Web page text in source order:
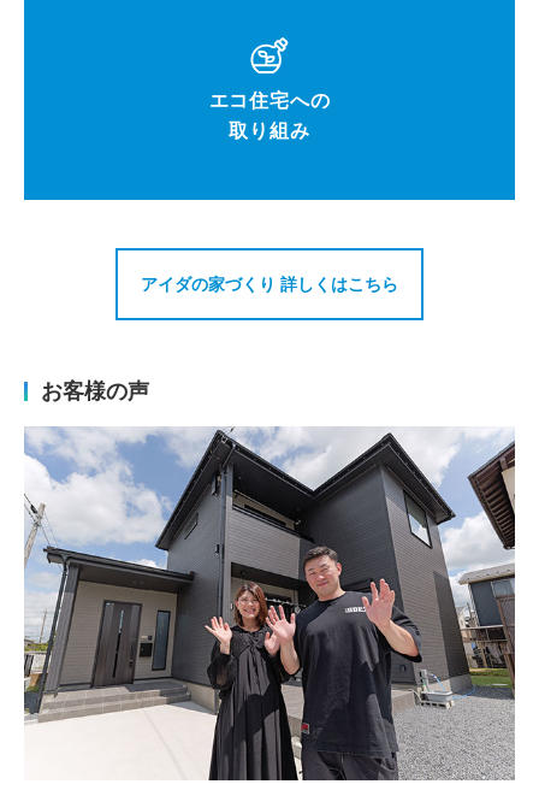
エコ住宅への
取り組み
アイダの家づくり 詳しくはこちら
お客様の声